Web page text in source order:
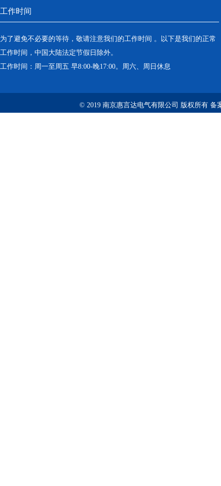
工作时间
为了避免不必要的等待，敬请注意我们的工作时间 。以下是我们的正常
工作时间，中国大陆法定节假日除外。
工作时间：周一至周五 早8:00-晚17:00。周六、周日休息
© 2019 南京惠言达电气有限公司 版权所有 备